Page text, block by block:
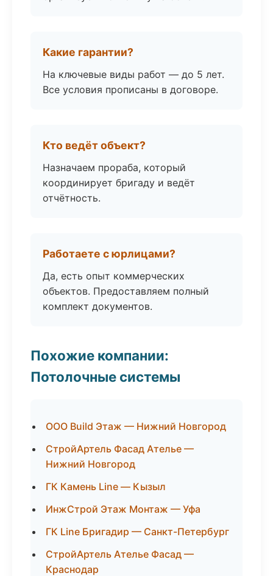
Какие гарантии?
На ключевые виды работ — до 5 лет.
Все условия прописаны в договоре.
Кто ведёт объект?
Назначаем прораба, который
координирует бригаду и ведёт
отчётность.
Работаете с юрлицами?
Да, есть опыт коммерческих
объектов. Предоставляем полный
комплект документов.
Похожие компании:
Потолочные системы
ООО Build Этаж — Нижний Новгород
СтройАртель Фасад Ателье —
Нижний Новгород
ГК Камень Line — Кызыл
ИнжСтрой Этаж Монтаж — Уфа
ГК Line Бригадир — Санкт-Петербург
СтройАртель Ателье Фасад —
Краснодар